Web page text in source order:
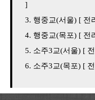
]
행중교(서울) [ 전
행중교(목포) [ 전
소주3교(서울) [
소주3교(목포) [